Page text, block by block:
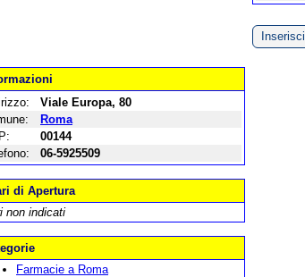
Viale Europa, 80
Roma
00144
06-5925509
di Apertura
non indicati
Farmacie a Roma